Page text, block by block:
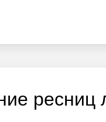
ресниц